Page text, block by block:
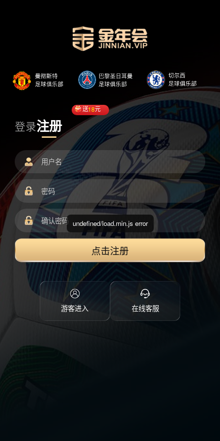
登录注册
送18元
点击注册
游客进入 在线客服
undefined/load.min.js error